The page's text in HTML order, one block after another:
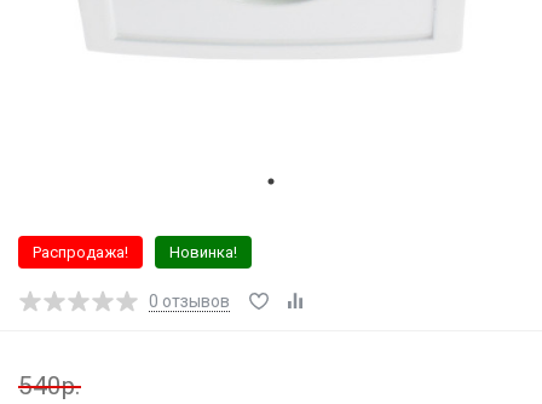
Распродажа! Новинка!
0 отзывов
540р.